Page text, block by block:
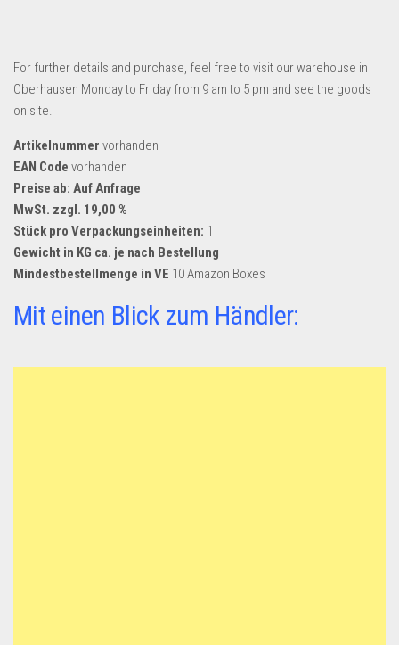
Kostenlos Registrieren
Newsletter
For further details and purchase, feel free to visit our warehouse in
Oberhausen Monday to Friday from 9 am to 5 pm and see the goods
on site.
Artikelnummer vorhanden
EAN Code vorhanden
Preise ab: Auf Anfrage
MwSt. zzgl. 19,00 %
Stück pro Verpackungseinheiten: 1
Gewicht in KG ca. je nach Bestellung
Mindestbestellmenge in VE 10 Amazon Boxes
Mit einen Blick zum Händler: